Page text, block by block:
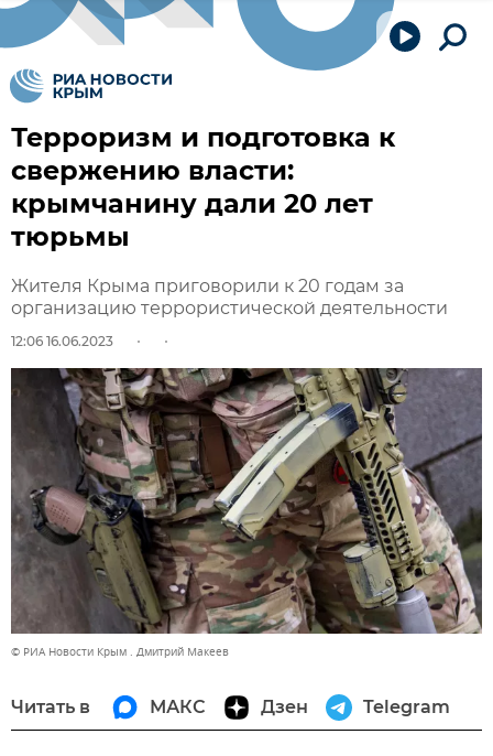
Терроризм и подготовка к
свержению власти:
крымчанину дали 20 лет
тюрьмы
Жителя Крыма приговорили к 20 годам за
организацию террористической деятельности
12:06 16.06.2023
© РИА Новости Крым . Дмитрий Макеев
Читать в МАКС Дзен Telegram